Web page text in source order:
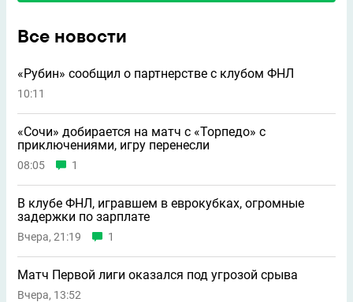
Все новости
«Рубин» сообщил о партнерстве с клубом ФНЛ
10:11
«Сочи» добирается на матч с «Торпедо» с
приключениями, игру перенесли
08:05 1
В клубе ФНЛ, игравшем в еврокубках, огромные
задержки по зарплате
Вчера, 21:19 1
Матч Первой лиги оказался под угрозой срыва
Вчера, 13:52